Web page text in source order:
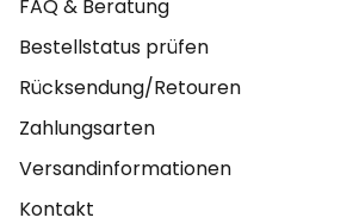
FAQ & Beratung
Bestellstatus prüfen
Rücksendung/Retouren
Zahlungsarten
Versandinformationen
Kontakt